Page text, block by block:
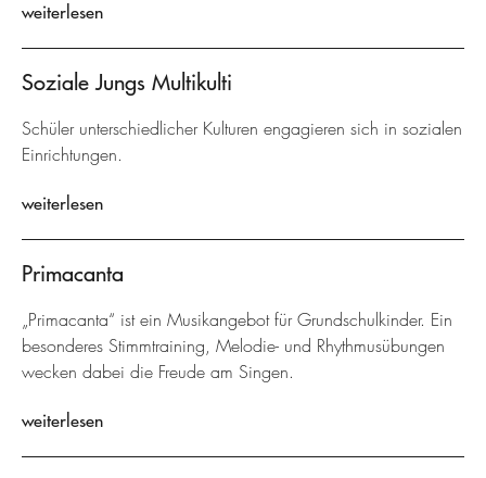
weiterlesen
Soziale Jungs Multikulti
Schüler unterschiedlicher Kulturen engagieren sich in sozialen
Einrichtungen.
weiterlesen
Primacanta
„Primacanta“ ist ein Musikangebot für Grundschulkinder. Ein
besonderes Stimmtraining, Melodie- und Rhythmusübungen
wecken dabei die Freude am Singen.
weiterlesen